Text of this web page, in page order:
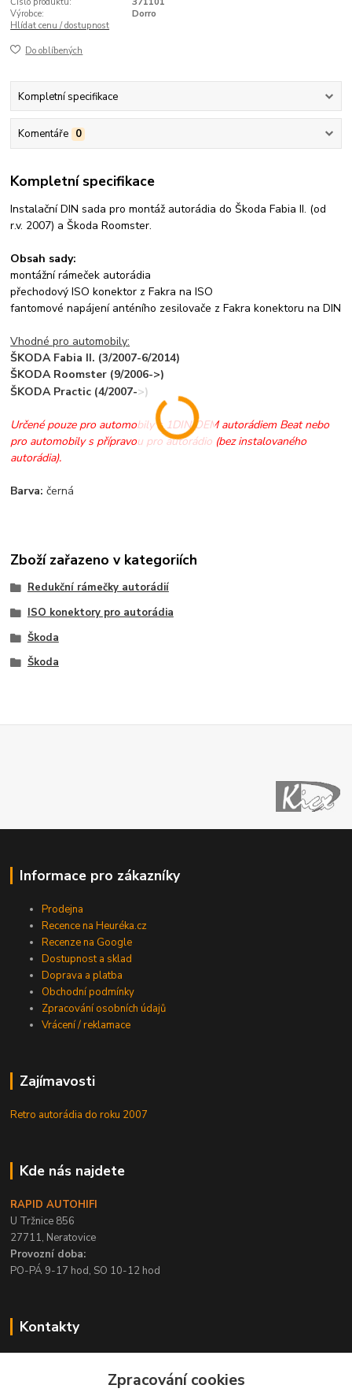
Výrobce:
Dorro
Hlídat cenu / dostupnost
Do oblíbených
Kompletní specifikace
Komentáře 0
Kompletní specifikace
Instalační DIN sada pro montáž autorádia do Škoda Fabia II. (od
r.v. 2007) a Škoda Roomster.
Obsah sady:
montážní rámeček autorádia
přechodový ISO konektor z Fakra na ISO
fantomové napájení anténího zesilovače z Fakra konektoru na DIN
Vhodné pro automobily:
ŠKODA Fabia II. (3/2007-6/2014)
ŠKODA Roomster (9/2006->)
ŠKODA Practic (4/2007->)
Určené pouze pro automobily s 1DIN OEM autorádiem Beat nebo
pro automobily s přípravou pro autorádio (bez instalovaného
autorádia).
Barva: černá
Zboží zařazeno v kategoriích
Redukční rámečky autorádií
ISO konektory pro autorádia
Škoda
Škoda
Informace pro zákazníky
Prodejna
Recence na Heuréka.cz
Recenze na Google
Dostupnost a sklad
Doprava a platba
Obchodní podmínky
Zpracování osobních údajů
Vrácení / reklamace
Zajímavosti
Retro autorádia do roku 2007
Kde nás najdete
RAPID AUTOHIFI
U Tržnice 856
27711, Neratovice
Provozní doba:
PO-PÁ 9-17 hod, SO 10-12 hod
Kontakty
PO-PÁ / 9-17 hod, SO 10-12 hodZpracování cookies